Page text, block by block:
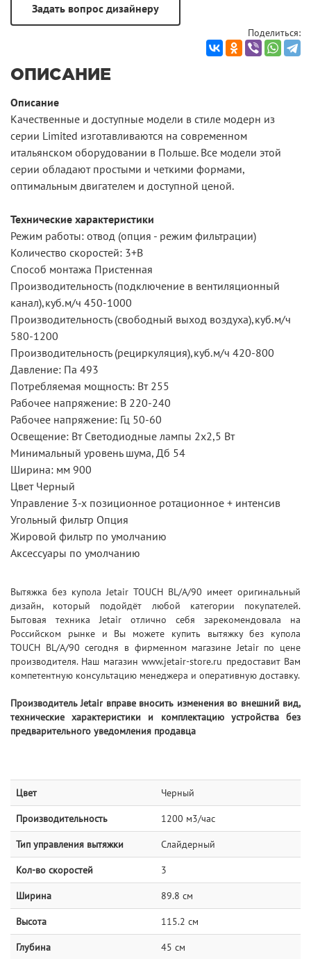
Поделиться:
ОПИСАНИЕ
Описание
Качественные и доступные модели в стиле модерн из
серии Limited изготавливаются на современном
итальянском оборудовании в Польше. Все модели этой
серии обладают простыми и четкими формами,
оптимальным двигателем и доступной ценой.
Технические характеристики
Режим работы: отвод (опция - режим фильтрации)
Количество скоростей: 3+B
Способ монтажа Пристенная
Производительность (подключение в вентиляционный
канал),куб.м/ч 450-1000
Производительность (свободный выход воздуха),куб.м/ч
580-1200
Производительность (рециркуляция),куб.м/ч 420-800
Давление: Па 493
Потребляемая мощность: Вт 255
Рабочее напряжение: В 220-240
Рабочее напряжение: Гц 50-60
Освещение: Вт Светодиодные лампы 2x2,5 Вт
Минимальный уровень шума, Дб 54
Ширина: мм 900
Цвет Черный
Управление 3-х позиционное ротационное + интенсив
Угольный фильтр Опция
Жировой фильтр по умолчанию
Аксессуары по умолчанию
Вытяжка без купола Jetair TOUCH BL/A/90 имеет оригинальный
дизайн, который подойдёт любой категории покупателей.
Бытовая техника Jetair отлично себя зарекомендовала на
Российском рынке и Вы можете купить вытяжку без купола
TOUCH BL/A/90 сегодня в фирменном магазине Jetair по цене
производителя. Наш магазин www.jetair-store.ru предоставит Вам
компетентную консультацию менеджера и оперативную доставку.
Производитель Jetair вправе вносить изменения во внешний вид,
технические характеристики и комплектацию устройства без
предварительного уведомления продавца
Цвет Черный
Производительность 1200 м3/час
Тип управления вытяжки Слайдерный
Кол-во скоростей 3
Ширина 89.8 см
Высота 115.2 см
Глубина 45 см